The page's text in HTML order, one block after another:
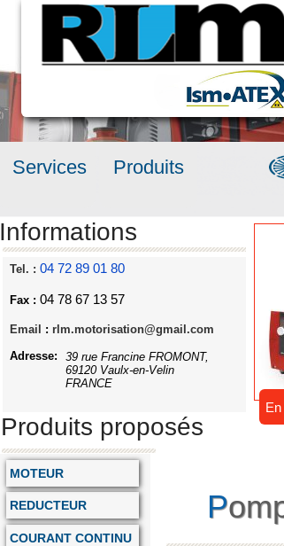
39 rue Francine FROMONT,
69120 Vaulx-en-Velin
FRANCE
COURANT CONTINU
REDUCTEUR
MOTEUR
Produits proposés
Tel. : 04 72 89 01 80
Fax : 04 78 67 13 57
Email : rlm.motorisation@gmail.com
Adresse:
Informations
P
Produits
Services